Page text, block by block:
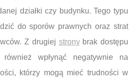
działki czy budynku. Tego typu
do sporów prawnych oraz strat
Z drugiej stronybrak dostępu
wpłynąć negatywnie na
którzy mogą mieć trudności w